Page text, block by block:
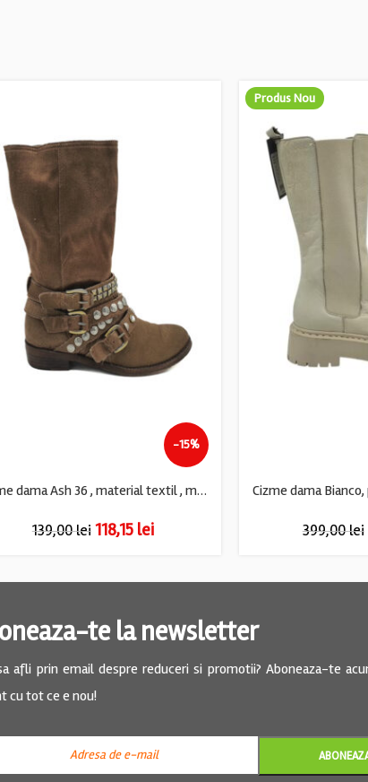
-15%
Cizme dama Ash 36 , material textil , maro
139,00lei 118,15 lei
Produs Nou
399,00lei
te la newsletter
afli prin email despre reduceri si promotii? Aboneaza-te
cu tot ce e nou!